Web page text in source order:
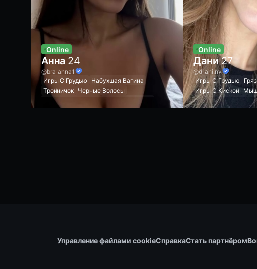
Online
Анна 24
@bra_anna1
Игры С Грудью
Набухшая Вагина
Тройничок Черные Волосы
Идеальные Сиськи
Латекс И Резина
Игрушки Шопинг Игра С Дилдо
Online
Дани27
@d_ani.nv
Игры С Грудью
Игры С Киской
Игры Со Слюной
Удары По Яйцам
Управление файлами cookieСправкаСтать партнёром